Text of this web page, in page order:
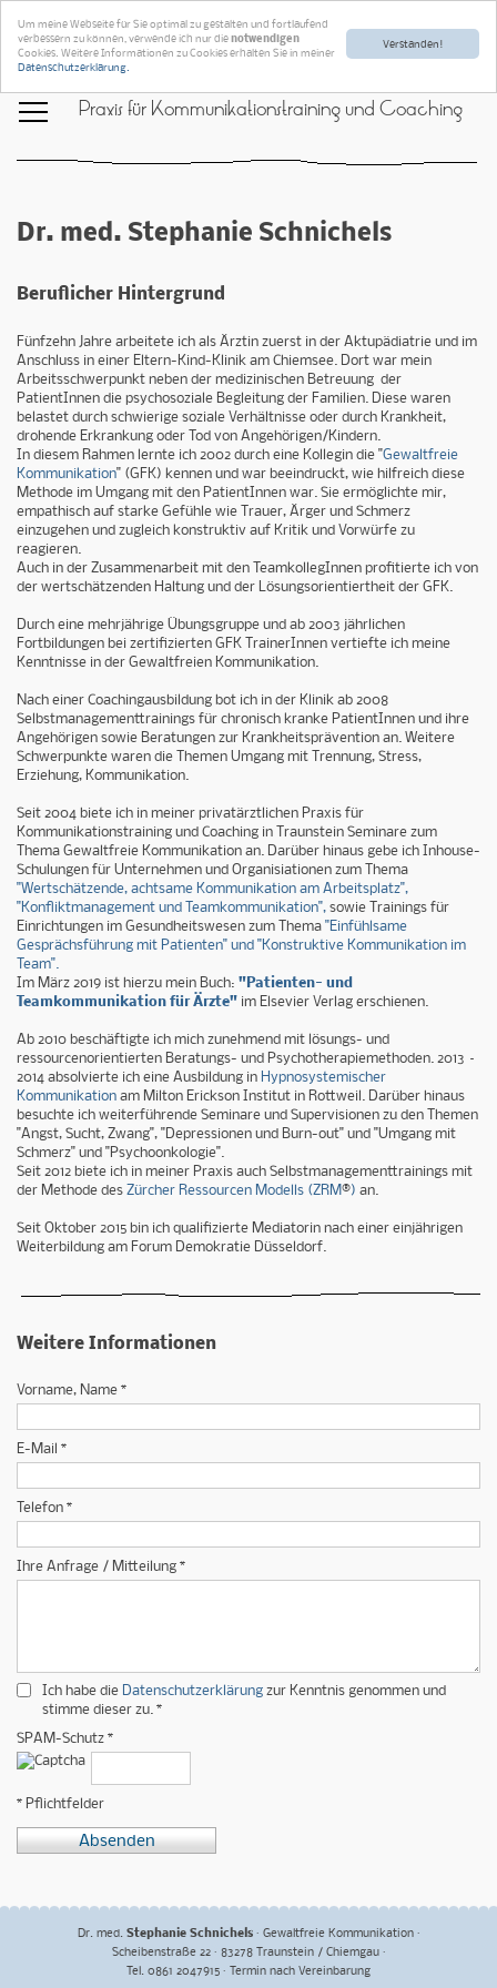
Verstanden!
Um meine Webseite für Sie optimal zu gestalten und fortlaufend
verbessern zu können, verwende ich nur dienotwendigen
Cookies. Weitere Informationen zu Cookies erhalten Sie in meiner
Datenschutzerklärung.
Praxis für Kommunikationstraining und Coaching
Dr. med. Stephanie Schnichels
Beruflicher Hintergrund
Fünfzehn Jahre arbeitete ich als Ärztin zuerst in der Aktupädiatrie und im
Anschluss in einer Eltern-Kind-Klinik am Chiemsee. Dort war mein
Arbeitsschwerpunkt neben der medizinischen Betreuung der
PatientInnen die psychosoziale Begleitung der Familien. Diese waren
belastet durch schwierige soziale Verhältnisse oder durch Krankheit,
drohende Erkrankung oder Tod von Angehörigen/Kindern.
In diesem Rahmen lernte ich 2002 durch eine Kollegin die "Gewaltfreie
Kommunikation" (GFK) kennen und war beeindruckt, wie hilfreich diese
Methode im Umgang mit den PatientInnen war. Sie ermöglichte mir,
empathisch auf starke Gefühle wie Trauer, Ärger und Schmerz
einzugehen und zugleich konstruktiv auf Kritik und Vorwürfe zu
reagieren.
Auch in der Zusammenarbeit mit den TeamkollegInnen profitierte ich von
der wertschätzenden Haltung und der Lösungsorientiertheit der GFK.
Durch eine mehrjährige Übungsgruppe und ab 2003 jährlichen
Fortbildungen bei zertifizierten GFK TrainerInnen vertiefte ich meine
Kenntnisse in der Gewaltfreien Kommunikation.
Nach einer Coachingausbildung bot ich in der Klinik ab 2008
Selbstmanagementtrainings für chronisch kranke PatientInnen und ihre
Angehörigen sowie Beratungen zur Krankheitsprävention an. Weitere
Schwerpunkte waren die Themen Umgang mit Trennung, Stress,
Erziehung, Kommunikation.
Seit 2004 biete ich in meiner privatärztlichen Praxis für
Kommunikationstraining und Coaching in Traunstein Seminare zum
Thema Gewaltfreie Kommunikation an. Darüber hinaus gebe ich Inhouse-
Schulungen für Unternehmen und Organisiationen zum Thema
"Wertschätzende, achtsame Kommunikation am Arbeitsplatz",
"Konfliktmanagement und Teamkommunikation", sowie Trainings für
Einrichtungen im Gesundheitswesen zum Thema "Einfühlsame
Gesprächsführung mit Patienten" und "Konstruktive Kommunikation im
Team".
Im März 2019 ist hierzu mein Buch: "Patienten- und
Teamkommunikation für Ärzte" im Elsevier Verlag erschienen.
Ab 2010 beschäftigte ich mich zunehmend mit lösungs- und
ressourcenorientierten Beratungs- und Psychotherapiemethoden. 2013 –
2014 absolvierte ich eine Ausbildung in Hypnosystemischer
Kommunikation am Milton Erickson Institut in Rottweil. Darüber hinaus
besuchte ich weiterführende Seminare und Supervisionen zu den Themen
"Angst, Sucht, Zwang", "Depressionen und Burn-out" und "Umgang mit
Schmerz" und "Psychoonkologie".
Seit 2012 biete ich in meiner Praxis auch Selbstmanagementtrainings mit
der Methode des Zürcher Ressourcen Modells (ZRM®) an.
Seit Oktober 2015 bin ich qualifizierte Mediatorin nach einer einjährigen
Weiterbildung am Forum Demokratie Düsseldorf.
Weitere Informationen
Vorname, Name *
E-Mail *
Telefon *
Ihre Anfrage / Mitteilung *
Ich habe die Datenschutzerklärung zur Kenntnis genommen und
stimme dieser zu. *
SPAM-Schutz *
* Pflichtfelder
Absenden
Dr. med. Stephanie Schnichels
Gewaltfreie Kommunikation
Scheibenstraße 22 · 83278 Traunstein / Chiemgau
Tel. 0861 2047915 · Termin nach Vereinbarung